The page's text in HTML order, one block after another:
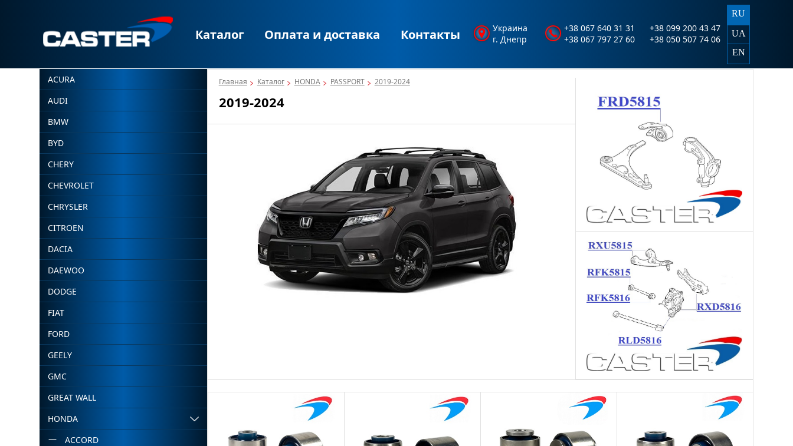
Каталог Оплата и доставка Контакты
Украина
г. Днепр
+38 067 640 31 31
+38 067 797 27 60
+38 099 200 43 47
+38 050 507 74 06
RU
UA
EN
ACURA
AUDI
BMW
BYD
CHERY
CHEVROLET
CHRYSLER
CITROEN
DACIA
DAEWOO
DODGE
FIAT
FORD
GEELY
GMC
GREAT WALL
HONDA
ACCORD
Главная Каталог HONDA PASSPORT 2019-2024
2019-2024